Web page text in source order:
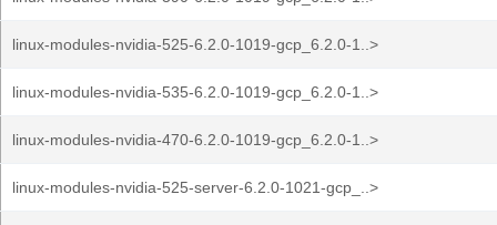
linux-modules-nvidia-525-6.2.0-1019-gcp_6.2.0-1..>
linux-modules-nvidia-535-6.2.0-1019-gcp_6.2.0-1..>
linux-modules-nvidia-470-6.2.0-1019-gcp_6.2.0-1..>
linux-modules-nvidia-525-server-6.2.0-1021-gcp_..>